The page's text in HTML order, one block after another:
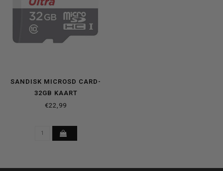
SANDISK MICROSD CARD-
32GB KAART
€22,99